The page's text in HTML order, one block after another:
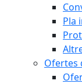
Pla
Ofertes